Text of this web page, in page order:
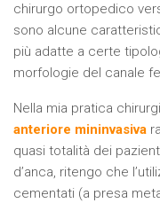
chirurgo ortopedico
sono alcune
più adatte a certe
morfologie del canale
Nella mia pratica
anteriore mininvasiva
quasi totalità dei
d’anca, ritengo che
cementati (a presa